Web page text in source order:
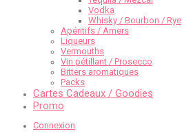
Vodka
Whisky / Bourbon / Rye
Apéritifs / Amers
Liqueurs
Vermouths
Vin pétillant / Prosecco
Bitters aromatiques
Packs
Cartes Cadeaux / Goodies
Promo
Connexion